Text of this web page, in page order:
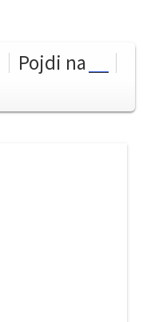
Pojdi na